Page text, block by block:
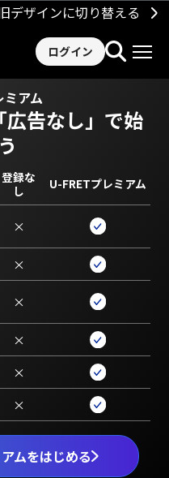
デザインに切り替える
ログイン
ミアム
「広告なし」で始
ムをはじめる
登録な
し
U-FRETプレミアム
×
×
×
×
×
×